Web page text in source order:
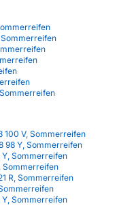
Sommerreifen
100 V, Sommerreifen
98 Y, Sommerreifen
Y, Sommerreifen
Sommerreifen
R, Sommerreifen
Y, Sommerreifen